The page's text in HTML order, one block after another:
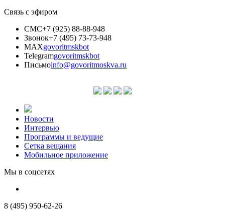
Связь с эфиром
СМС+7 (925) 88-88-948
Звонок+7 (495) 73-73-948
MAXgovoritmskbot
Telegramgovoritmskbot
Письмоinfo@govoritmoskva.ru
Новости
Интервью
Программы и ведущие
Сетка вещания
Мобильное приложение
Мы в соцсетях
8 (495) 950-62-26